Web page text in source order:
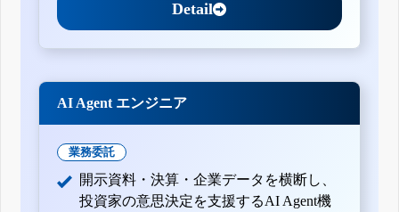
Detail
AI Agent エンジニア
業務委託
開示資料・決算・企業データを横断し、
投資家の意思決定を支援するAI Agent機